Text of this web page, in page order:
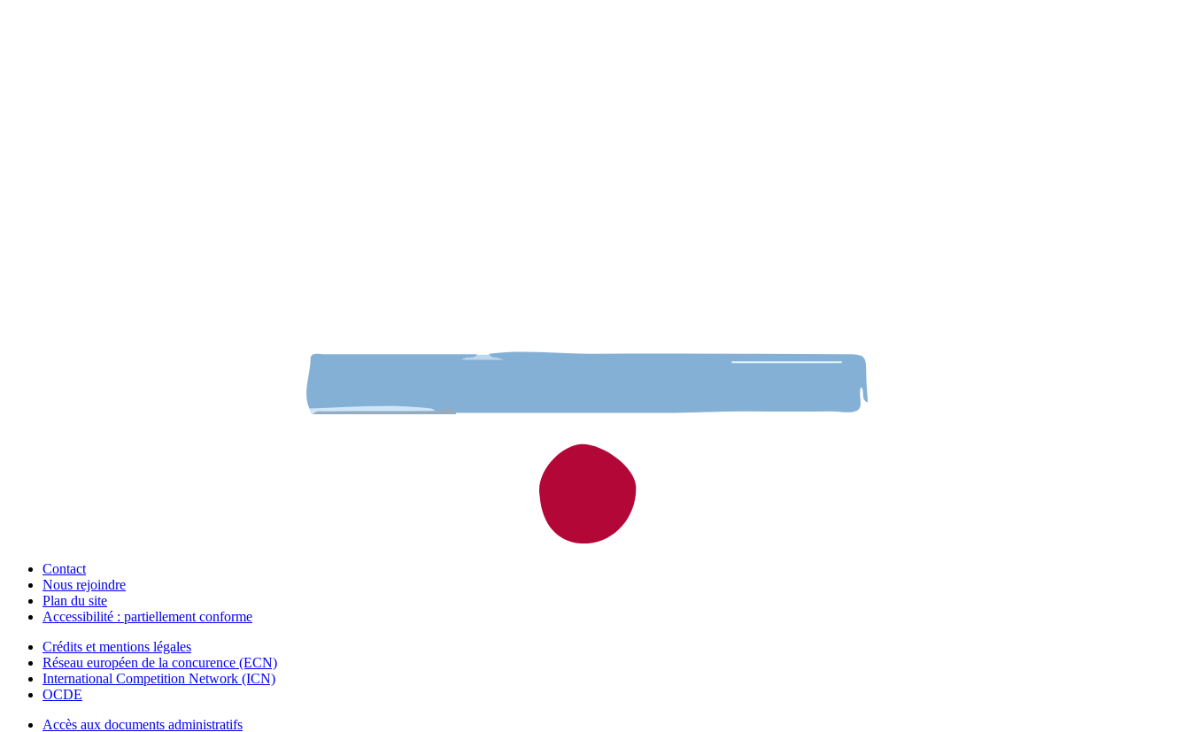
Contact
Nous rejoindre
Plan du site
Accessibilité : partiellement conforme
Crédits et mentions légales
Réseau européen de la concurence (ECN)
International Competition Network (ICN)
OCDE
Accès aux documents administratifs